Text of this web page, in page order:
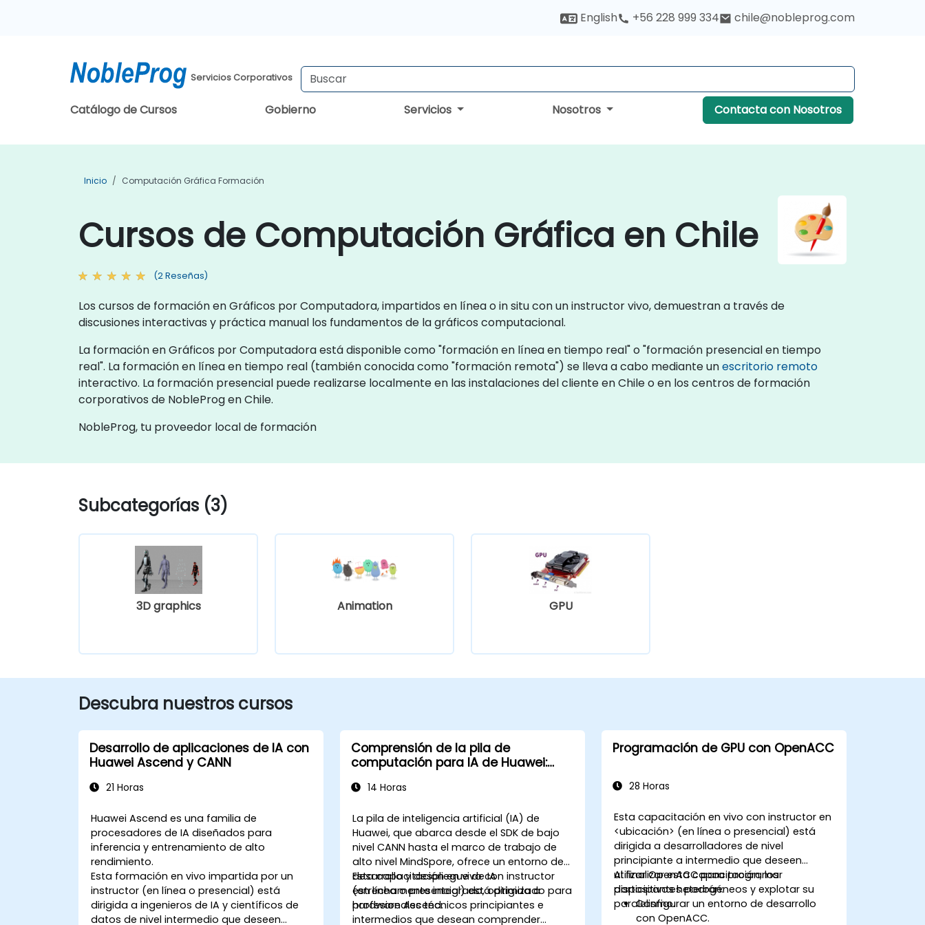
English +56 228 999 334 chile@nobleprog.com
Servicios Corporativos
Catálogo de Cursos Gobierno Servicios Nosotros Contacta con Nosotros
Inicio Computación Gráfica Formación
Cursos de Computación Gráfica en Chile
(2 Reseñas)
Los cursos de formación en Gráficos por Computadora, impartidos en línea o in situ con un instructor vivo, demuestran a través de
discusiones interactivas y práctica manual los fundamentos de la gráficos computacional.
La formación en Gráficos por Computadora está disponible como "formación en línea en tiempo real" o "formación presencial en tiempo
real". La formación en línea en tiempo real (también conocida como "formación remota") se lleva a cabo mediante unescritorio remoto
interactivo. La formación presencial puede realizarse localmente en las instalaciones del cliente en Chile o en los centros de formación
corporativos de NobleProg en Chile.
NobleProg, tu proveedor local de formación
Subcategorías (3)
3D graphics Animation GPU
Descubra nuestros cursos
Desarrollo de aplicaciones de IA con
Huawei Ascend y CANN
21 Horas
Huawei Ascend es una familia de
procesadores de IA diseñados para
inferencia y entrenamiento de alto
rendimiento.
Esta formación en vivo impartida por un
instructor (en línea o presencial) está
dirigida a ingenieros de IA y científicos de
datos de nivel intermedio que deseen
Comprensión de la pila de
computación para IA de Huawei:
14 Horas
La pila de inteligencia artificial (IA) de
Huawei, que abarca desde el SDK de bajo
nivel CANN hasta el marco de trabajo de
alto nivel MindSpore, ofrece un entorno de
desarrollo y despliegue de IA
estrechamente integrado, optimizado para
hardware Ascend.
Esta capacitación en vivo con instructor
(en línea o presencial) está dirigida a
profesionales técnicos principiantes e
intermedios que desean comprender
Programación de GPU con OpenACC
28 Horas
Esta capacitación en vivo con instructor en
<ubicación> (en línea o presencial) está
dirigida a desarrolladores de nivel
principiante a intermedio que deseen
utilizar OpenACC para programar
dispositivos heterogéneos y explotar su
paralelismo.
Al finalizar esta capacitación, los
participantes podrán:
Configurar un entorno de desarrollo
con OpenACC.